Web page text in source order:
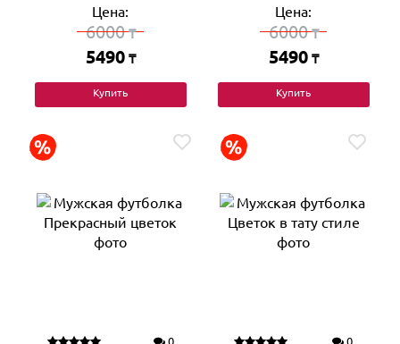
Цена:
6000₸
5490 ₸
Купить
Цена:
6000₸
5490 ₸
Купить
0 0